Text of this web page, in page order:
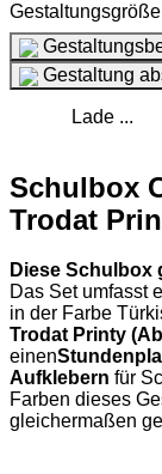
Gestaltung
Lade ...
Schulbox
Trodat
Diese Schulbox
Das Set umfasst
in der Farbe
Trodat Printy
einen
Aufklebern für
Farben dieses
gleichermaßen